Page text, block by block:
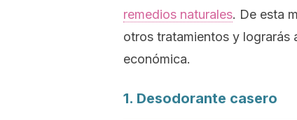
remedios naturales. De esta
otros tratamientos y lograrás
económica.
1. Desodorante casero